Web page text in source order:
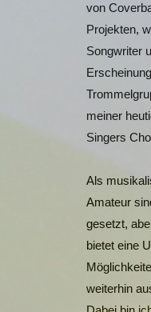
von
Projekten,
Songwriter
meiner
Singers
Als
Amateur
gesetzt,
bietet eine
weiterhin